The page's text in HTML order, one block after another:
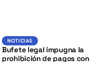
Noticias
NOTICIAS
Bufete legal impugna la
prohibición de pagos con